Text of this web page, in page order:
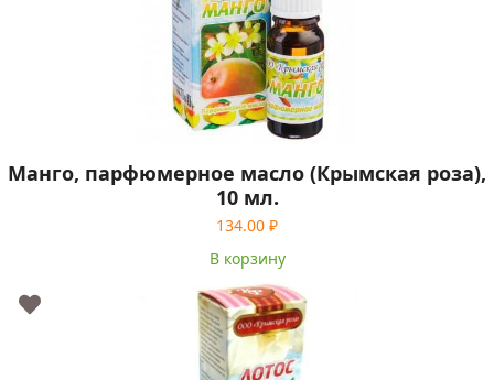
Манго, парфюмерное масло (Крымская роза),
10 мл.
134.00 ₽
В корзину